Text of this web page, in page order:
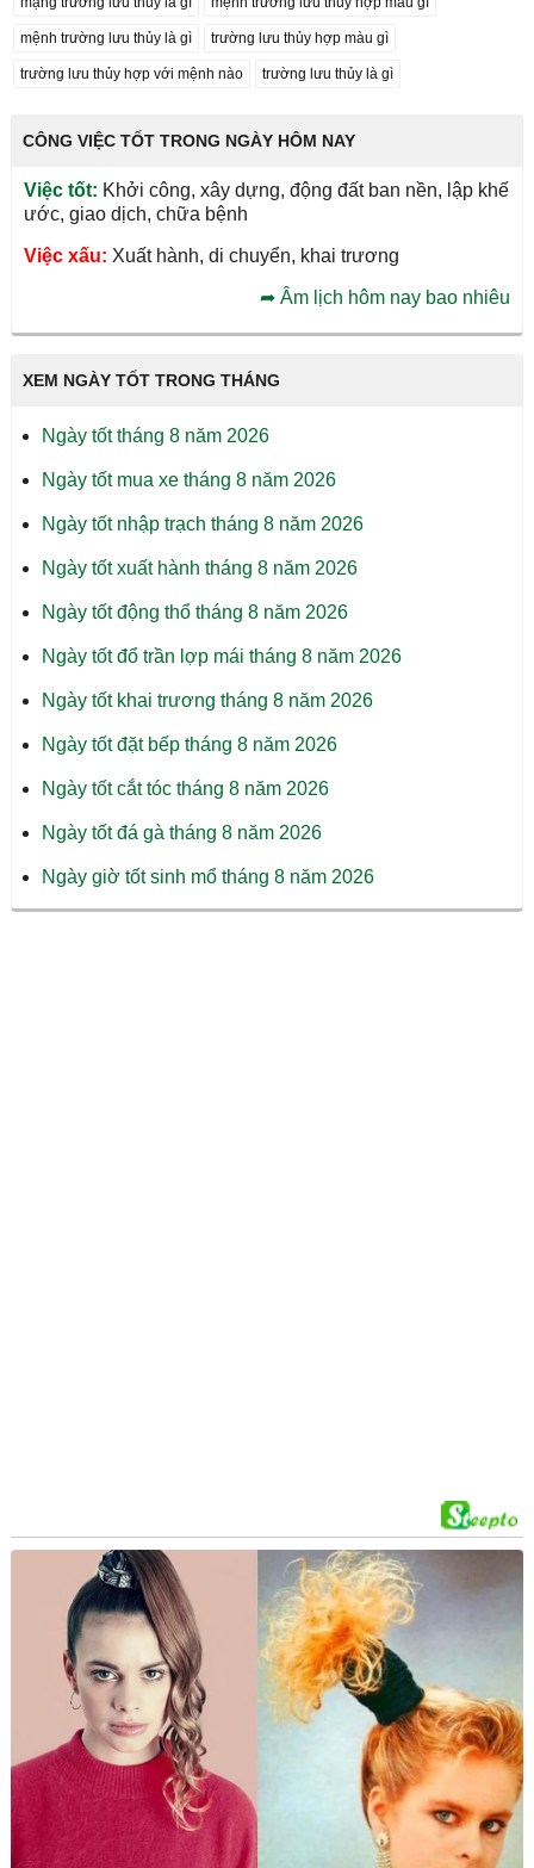
mệnh trường lưu thủy là gì trường lưu thủy hợp màu gì
trường lưu thủy hợp với mệnh nào trường lưu thủy là gì
CÔNG VIỆC TỐT TRONG NGÀY HÔM NAY
Việc tốt: Khởi công, xây dựng, động đất ban nền, lập khế
ước, giao dịch, chữa bệnh
Việc xấu: Xuất hành, di chuyển, khai trương
➦Âm lịch hôm nay bao nhiêu
XEM NGÀY TỐT TRONG THÁNG
Ngày tốt tháng 8 năm 2026
Ngày tốt mua xe tháng 8 năm 2026
Ngày tốt nhập trạch tháng 8 năm 2026
Ngày tốt xuất hành tháng 8 năm 2026
Ngày tốt động thổ tháng 8 năm 2026
Ngày tốt đổ trần lợp mái tháng 8 năm 2026
Ngày tốt khai trương tháng 8 năm 2026
Ngày tốt đặt bếp tháng 8 năm 2026
Ngày tốt cắt tóc tháng 8 năm 2026
Ngày tốt đá gà tháng 8 năm 2026
Ngày giờ tốt sinh mổ tháng 8 năm 2026